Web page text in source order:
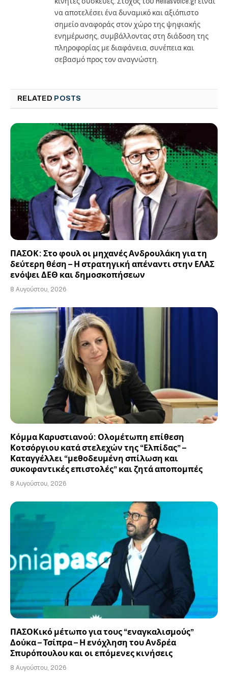
να αποτελέσει ένα δυναμικό και αξιόπιστο
σημείο αναφοράς στον χώρο της ψηφιακής
ενημέρωσης, συμβάλλοντας στη διάδοση της
πληροφορίας με διαφάνεια, συνέπεια και
σεβασμό προς τον αναγνώστη.
RELATED POSTS
ΠΑΣΟΚ: Στο φουλ οι μηχανές Ανδρουλάκη για τη
δεύτερη θέση – Η στρατηγική απέναντι στην ΕΛΑΣ
ενόψει ΔΕΘ και δημοσκοπήσεων
8 Αυγούστου, 2026
Κόμμα Καρυστιανού: Ολομέτωπη επίθεση
Κοτσόργιου κατά στελεχών της “Ελπίδας” –
Καταγγέλλει “μεθοδευμένη σπίλωση και
συκοφαντικές επιστολές” και ζητά αποπομπές
8 Αυγούστου, 2026
ΠΑΣΟΚικό μέτωπο για τους “εναγκαλισμούς”
Δούκα – Τσίπρα – Η ενόχληση του Ανδρέα
Σπυρόπουλου και οι επόμενες κινήσεις
8 Αυγούστου, 2026